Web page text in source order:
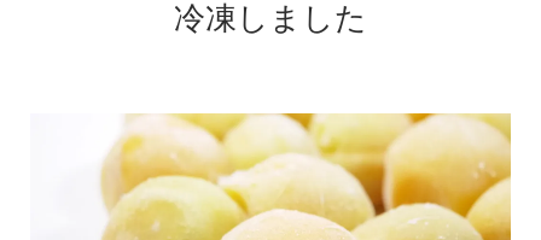
冷凍しました